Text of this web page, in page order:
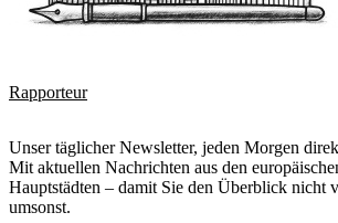
Rapporteur
Unser täglicher Newsletter, jeden Morgen
Mit aktuellen Nachrichten aus den
Hauptstädten – damit Sie den Überblick nicht
umsonst.